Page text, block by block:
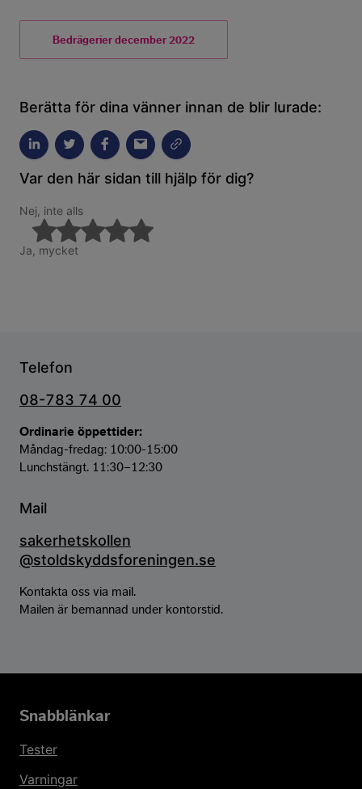
Bedrägerier december 2022
Berätta för dina vänner innan de blir lurade:
Var den här sidan till hjälp för dig?
Nej, inte alls
Ja, mycket
Telefon
08-783 74 00
Ordinarie öppettider:
Måndag-fredag: 10:00-15:00
Lunchstängt. 11:30–12:30
Mail
sakerhetskollen
@stoldskyddsforeningen.se
Kontakta oss via mail.
Mailen är bemannad under kontorstid.
Snabblänkar
Tester
Varningar